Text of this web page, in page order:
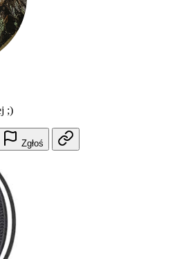
;)
Zgłoś